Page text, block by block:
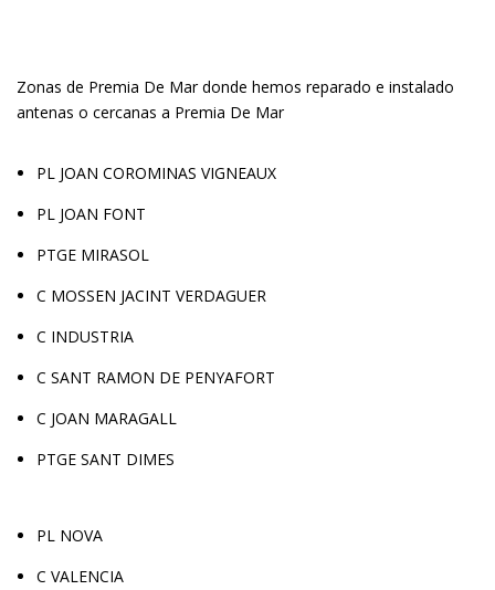
Zonas de Premia De Mar donde hemos reparado e instalado
antenas o cercanas a Premia De Mar
PL JOAN COROMINAS VIGNEAUX
PL JOAN FONT
PTGE MIRASOL
C MOSSEN JACINT VERDAGUER
C INDUSTRIA
C SANT RAMON DE PENYAFORT
C JOAN MARAGALL
PTGE SANT DIMES
PL NOVA
C VALENCIA